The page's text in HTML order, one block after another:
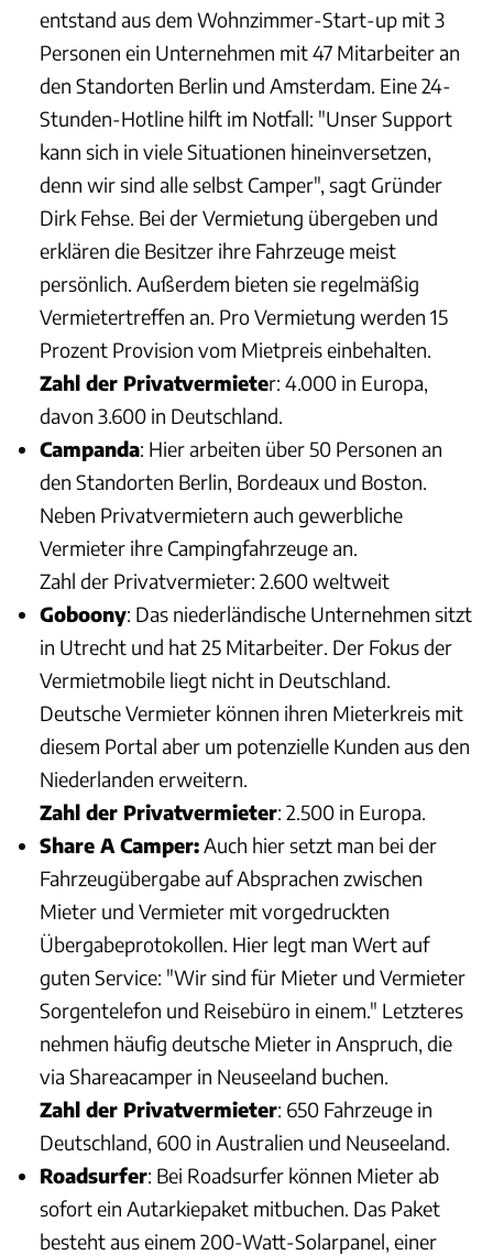
entstand aus dem Wohnzimmer-Start-up mit 3
Personen ein Unternehmen mit 47 Mitarbeiter an
den Standorten Berlin und Amsterdam. Eine 24-
Stunden-Hotline hilft im Notfall: "Unser Support
kann sich in viele Situationen hineinversetzen,
denn wir sind alle selbst Camper", sagt Gründer
Dirk Fehse. Bei der Vermietung übergeben und
erklären die Besitzer ihre Fahrzeuge meist
persönlich. Außerdem bieten sie regelmäßig
Vermietertreffen an. Pro Vermietung werden 15
Prozent Provision vom Mietpreis einbehalten.
Zahl der Privatvermieter: 4.000 in Europa,
davon 3.600 in Deutschland.
Campanda: Hier arbeiten über 50 Personen an
den Standorten Berlin, Bordeaux und Boston.
Neben Privatvermietern auch gewerbliche
Vermieter ihre Campingfahrzeuge an.
Zahl der Privatvermieter: 2.600 weltweit
Goboony: Das niederländische Unternehmen sitzt
in Utrecht und hat 25 Mitarbeiter. Der Fokus der
Vermietmobile liegt nicht in Deutschland.
Deutsche Vermieter können ihren Mieterkreis mit
diesem Portal aber um potenzielle Kunden aus den
Niederlanden erweitern.
Zahl der Privatvermieter: 2.500 in Europa.
Share A Camper:Auch hier setzt man bei der
Fahrzeugübergabe auf Absprachen zwischen
Mieter und Vermieter mit vorgedruckten
Übergabeprotokollen. Hier legt man Wert auf
guten Service: "Wir sind für Mieter und Vermieter
Sorgentelefon und Reisebüro in einem." Letzteres
nehmen häufig deutsche Mieter in Anspruch, die
via Shareacamper in Neuseeland buchen.
Zahl der Privatvermieter: 650 Fahrzeuge in
Deutschland, 600 in Australien und Neuseeland.
Roadsurfer: Bei Roadsurfer können Mieter ab
sofort ein Autarkiepaket mitbuchen. Das Paket
besteht aus einem 200-Watt-Solarpanel, einer